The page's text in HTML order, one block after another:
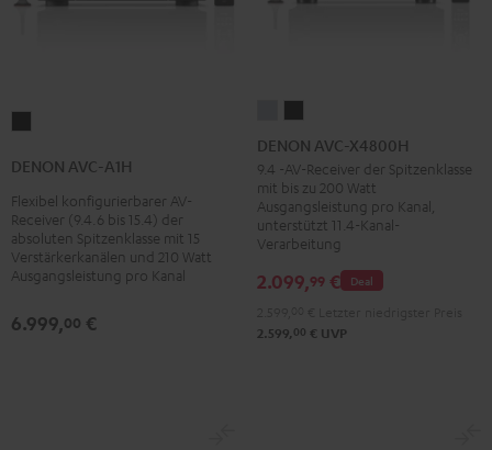
A1H
Schwarz
DENON AVC-A1H
Flexibel konfigurierbarer AV-
Receiver (9.4.6 bis 15.4) der
absoluten Spitzenklasse mit 15
Verstärkerkanälen und 210 Watt
Ausgangsleistung pro Kanal
6.999,00 €
AVC-
X4800H
Premium
Silber
AVC-
X4800H
Schwarz
DENON AVC-X4800H
9.4 -AV-Receiver der Spitzenklasse
mit bis zu 200 Watt
Ausgangsleistung pro Kanal,
unterstützt 11.4-Kanal-
Verarbeitung
Deal
2.099,99 €
2.599, 00 € UVP